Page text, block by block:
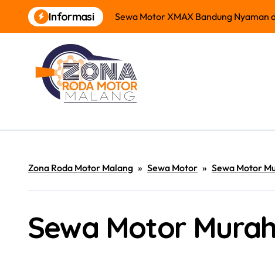
content
Informasi Sewa Motor XMAX Bandung Nyaman
Zona Roda Motor Malang » Sewa Motor » Sewa Motor
Sewa Motor